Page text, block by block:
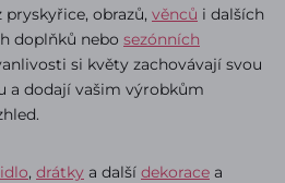
pryskyřice, obrazů, věnců i dalších
doplňků nebo sezónních
si květy zachovávají svou
a dodají vašim výrobkům
, drátky a další dekorace a